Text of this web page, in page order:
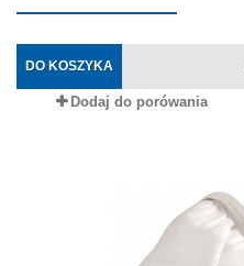
DO KOSZYKA
Dodaj do porówania